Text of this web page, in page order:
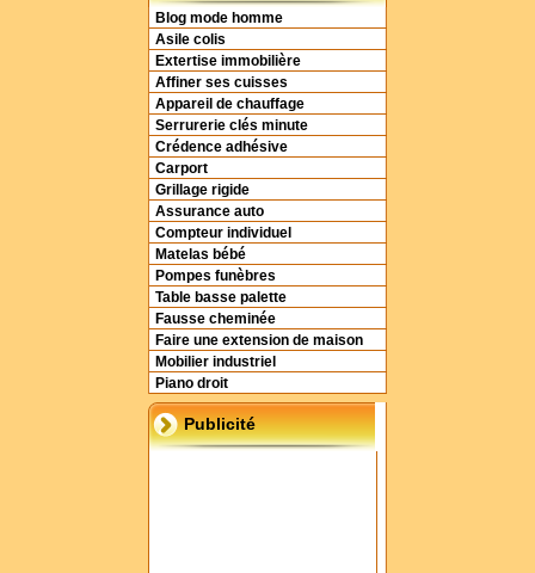
Blog mode homme
Asile colis
Extertise immobilière
Affiner ses cuisses
Appareil de chauffage
Serrurerie clés minute
Crédence adhésive
Carport
Grillage rigide
Assurance auto
Compteur individuel
Matelas bébé
Pompes funèbres
Table basse palette
Fausse cheminée
Faire une extension de maison
Mobilier industriel
Piano droit
Publicité